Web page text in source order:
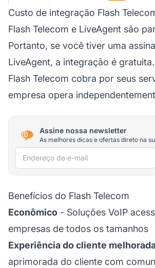
Custo de integração Flash
Flash Telecom e LiveAgent são
Portanto, se você tiver uma
LiveAgent, a integração é
Flash Telecom cobra por seus
empresa opera
Assine nossa newsletter
As melhores dicas e ofertas direto na
Endereço de e-mail
Benefícios do Flash Telecom
Econômico - Soluções VoIP
empresas de todos os tamanhos
Experiência do cliente
aprimorada do cliente com